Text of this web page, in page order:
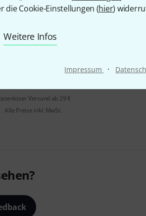
Cookie-Einstellungen (hier)
Weitere Infos
Impressum ·
Tascam Model 24, TA-1VP und DP-
Gussmaterial
Versand ab 29 €
Alle Preise inkl. MwSt.